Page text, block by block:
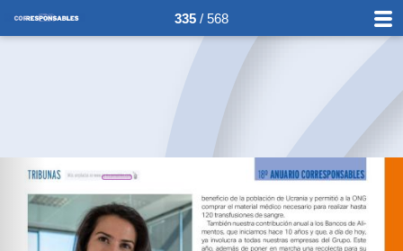
335 / 568